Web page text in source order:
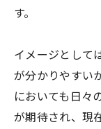
す。
イメージとして
が分かりやすい
においても日々
が期待され、現